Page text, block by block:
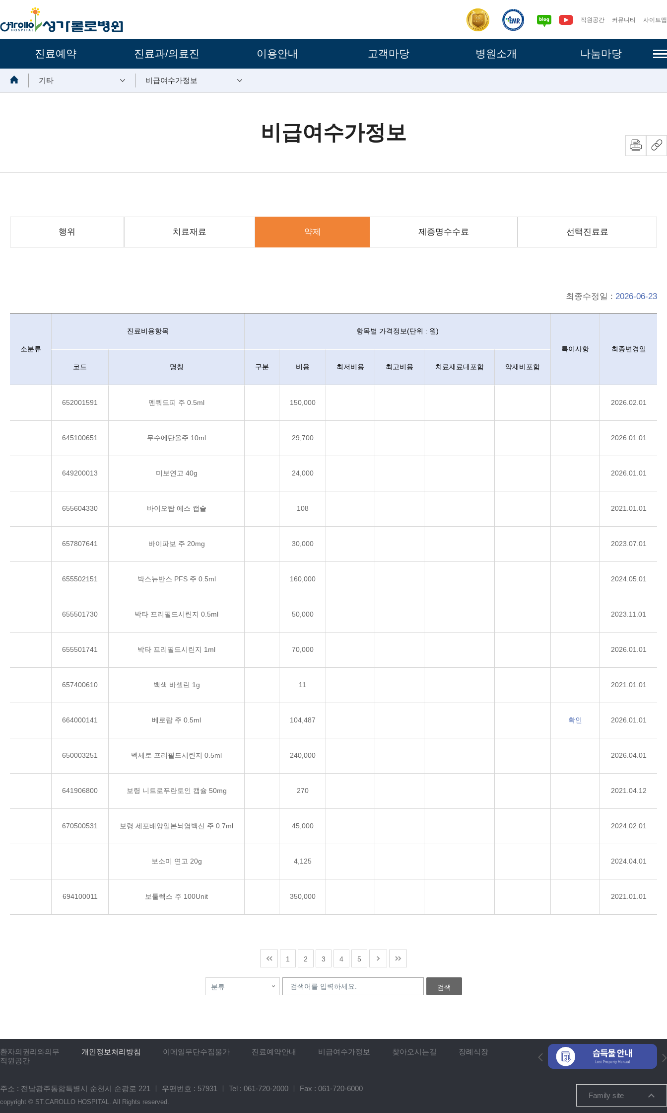
직원공간 커뮤니티 사이트맵
진료예약 진료과/의료진 이용안내 고객마당 병원소개 나눔마당
보조메뉴 기타 비급여수가정보
비급여수가정보
행위 치료재료 약제 제증명수수료 선택진료료
최종수정일 : 2026-06-23
소분류
진료비용항목 항목별 가격정보(단위 : 원)
특이사항 최종변경일
코드 명칭 구분 비용 최저비용 최고비용 치료재료대포함 약재비포함
652001591 멘쿼드피 주 0.5ml 150,000 2026.02.01
645100651 무수에탄올주 10ml 29,700 2026.01.01
649200013 미보연고 40g 24,000 2026.01.01
655604330 바이오탑 에스 캡슐 108 2021.01.01
657807641 바이파보 주 20mg 30,000 2023.07.01
655502151 박스뉴반스 PFS 주 0.5ml 160,000 2024.05.01
655501730 박타 프리필드시린지 0.5ml 50,000 2023.11.01
655501741 박타 프리필드시린지 1ml 70,000 2026.01.01
657400610 백색 바셀린 1g 11 2021.01.01
664000141 베로랍 주 0.5ml 104,487 확인 2026.01.01
650003251 벡세로 프리필드시린지 0.5ml 240,000 2026.04.01
641906800 보령 니트로푸란토인 캡슐 50mg 270 2021.04.12
670500531 보령 세포배양일본뇌염백신 주 0.7ml 45,000 2024.02.01
보소미 연고 20g 4,125 2024.04.01
694100011 보툴렉스 주 100Unit 350,000 2021.01.01
1 2 3 4 5
검색
환자의권리와의무 개인정보처리방침 이메일무단수집불가 진료예약안내 비급여수가정보 찾아오시는길
장례식장
직원공간
Family site
주소 : 전남광주통합특별시 순천시 순광로 221 ㅣ 우편번호 : 57931 ㅣ Tel : 061-720-2000 ㅣ Fax : 061-720-6000
copyright © ST.CAROLLO HOSPITAL. All Rights reserved.